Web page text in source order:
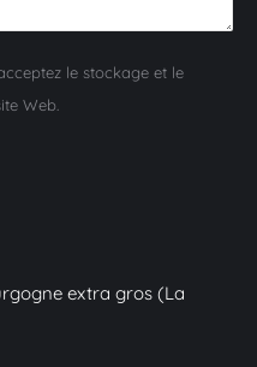
le stockage et le
Web.
extra gros (La